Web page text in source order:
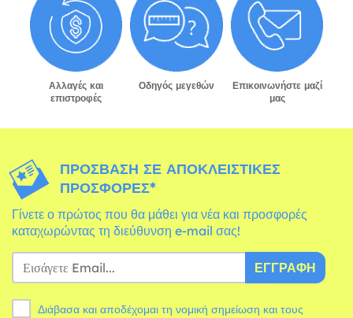
Αλλαγές και
επιστροφές
Οδηγός μεγεθών
Επικοινωνήστε μαζί
μας
ΠΡΌΣΒΑΣΗ ΣΕ ΑΠΟΚΛΕΙΣΤΙΚΈΣ
ΠΡΟΣΦΟΡΈΣ*
Γίνετε ο πρώτος που θα μάθει για νέα και προσφορές
καταχωρώντας τη διεύθυνση e-mail σας!
ΕΓΓΡΑΦΉ
Διάβασα και αποδέχομαι τη νομική σημείωση και τους